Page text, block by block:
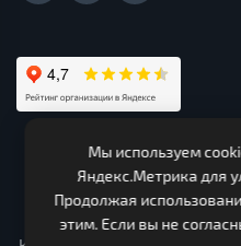
ООО Нагорская Лесная
ИНН 4319000330 ОГРН
Мы используем
Яндекс.Метрика для
Продолжая
этим. Если вы не